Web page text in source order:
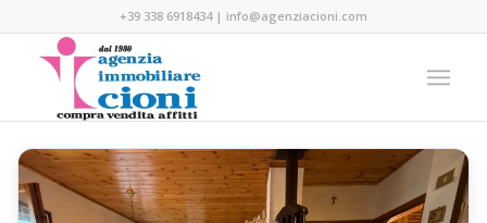
+39 338 6918434| info@agenziacioni.com